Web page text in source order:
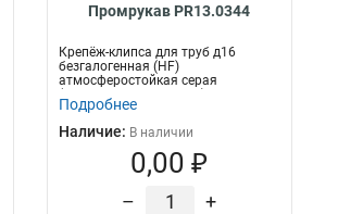
Промрукав PR13.0344
Крепёж-клипса для труб д16
безгалогенная (HF)
атмосферостойкая серая
(100шт/2000шт уп/кор) Пром...
Подробнее
Наличие: В наличии
0,00 ₽
– +